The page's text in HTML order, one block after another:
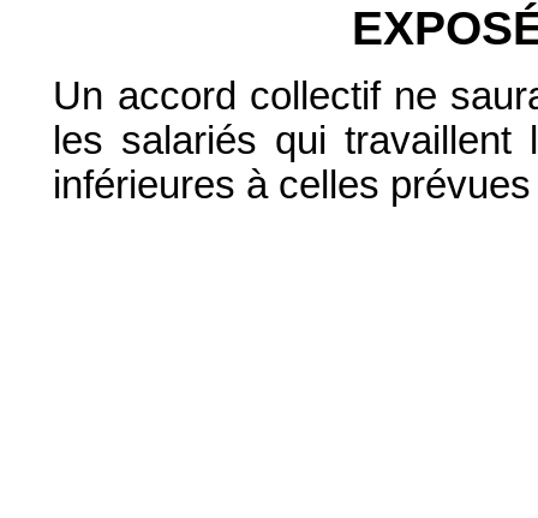
Un accord collectif ne
les salariés qui
inférieures à celles